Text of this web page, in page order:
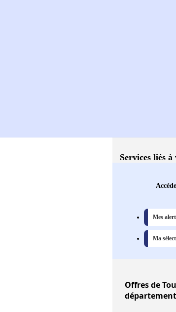
Services liés
Mes
Ma
Offresde